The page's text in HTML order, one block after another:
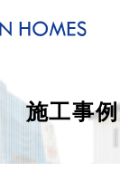
施工事例